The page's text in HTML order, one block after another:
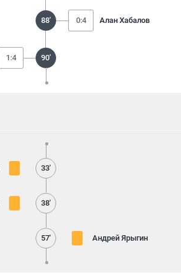
88' 0:4 Алан Хабалов
1:4 90'
33'
38'
57' Андрей Ярыгин